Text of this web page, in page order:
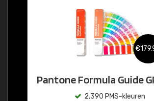
Pantone Formula Guide
2.390 PMS-kleuren